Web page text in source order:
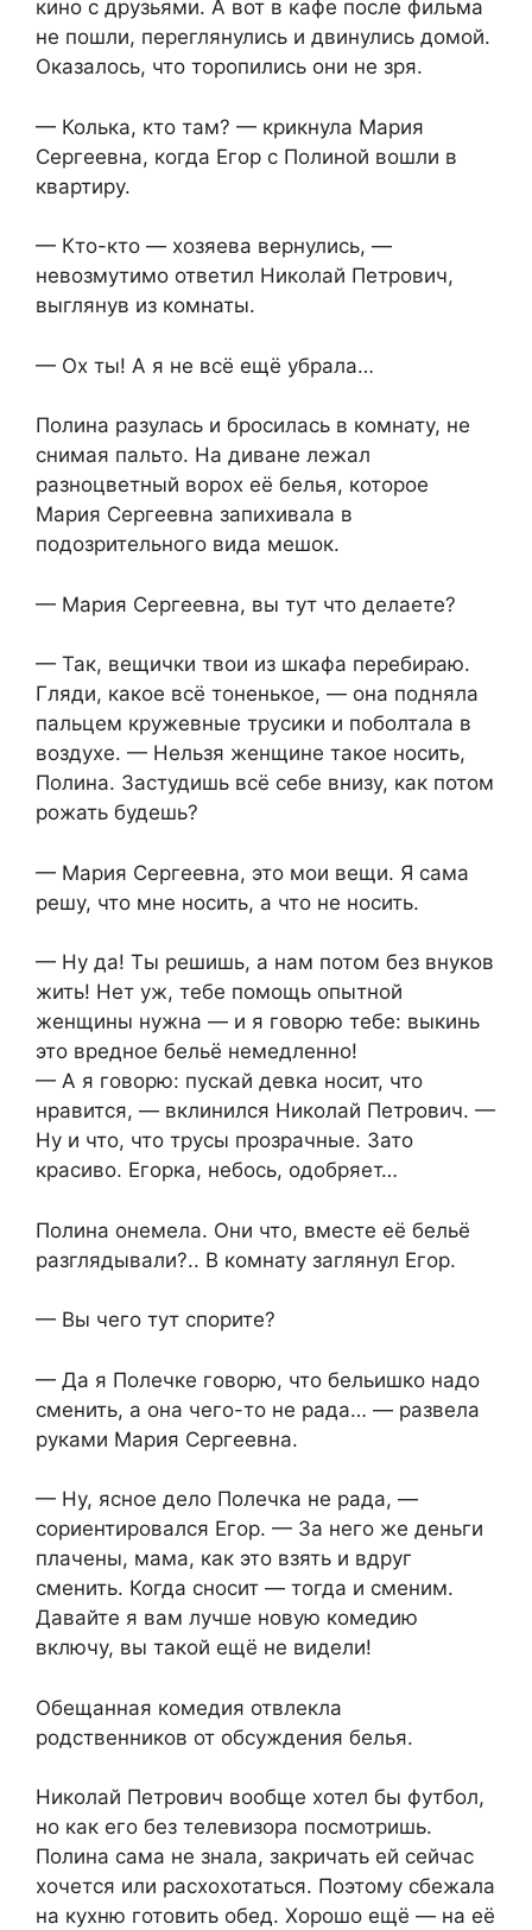
кино с друзьями. А вот в кафе после фильма
не пошли, переглянулись и двинулись домой.
Оказалось, что торопились они не зря.
— Колька, кто там? — крикнула Мария
Сергеевна, когда Егор с Полиной вошли в
квартиру.
— Кто-кто — хозяева вернулись, —
невозмутимо ответил Николай Петрович,
выглянув из комнаты.
— Ох ты! А я не всё ещё убрала…
Полина разулась и бросилась в комнату, не
снимая пальто. На диване лежал
разноцветный ворох её белья, которое
Мария Сергеевна запихивала в
подозрительного вида мешок.
— Мария Сергеевна, вы тут что делаете?
— Так, вещички твои из шкафа перебираю.
Гляди, какое всё тоненькое, — она подняла
пальцем кружевные трусики и поболтала в
воздухе. — Нельзя женщине такое носить,
Полина. Застудишь всё себе внизу, как потом
рожать будешь?
— Мария Сергеевна, это мои вещи. Я сама
решу, что мне носить, а что не носить.
— Ну да! Ты решишь, а нам потом без внуков
жить! Нет уж, тебе помощь опытной
женщины нужна — и я говорю тебе: выкинь
это вредное бельё немедленно!
— А я говорю: пускай девка носит, что
нравится, — вклинился Николай Петрович. —
Ну и что, что трусы прозрачные. Зато
красиво. Егорка, небось, одобряет…
Полина онемела. Они что, вместе её бельё
разглядывали?.. В комнату заглянул Егор.
— Вы чего тут спорите?
— Да я Полечке говорю, что бельишко надо
сменить, а она чего-то не рада… — развела
руками Мария Сергеевна.
— Ну, ясное дело Полечка не рада, —
сориентировался Егор. — За него же деньги
плачены, мама, как это взять и вдруг
сменить. Когда сносит — тогда и сменим.
Давайте я вам лучше новую комедию
включу, вы такой ещё не видели!
Обещанная комедия отвлекла
родственников от обсуждения белья.
Николай Петрович вообще хотел бы футбол,
но как его без телевизора посмотришь.
Полина сама не знала, закричать ей сейчас
хочется или расхохотаться. Поэтому сбежала
на кухню готовить обед. Хорошо ещё — на её